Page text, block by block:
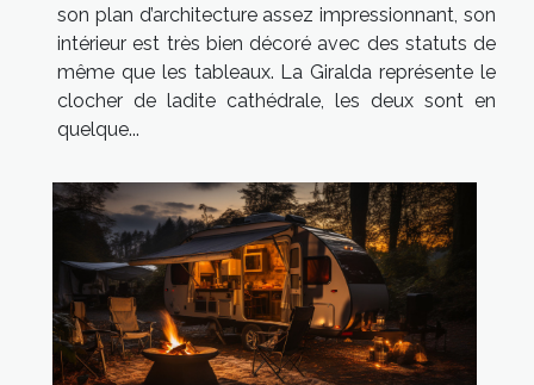
son plan d’architecture assez impressionnant, son
intérieur est très bien décoré avec des statuts de
même que les tableaux. La Giralda représente le
clocher de ladite cathédrale, les deux sont en
quelque...